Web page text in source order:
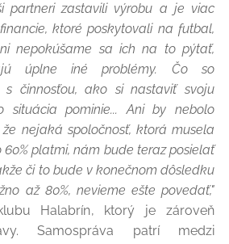
partneri zastavili výrobu a je viac
ktoré poskytovali na futbal,
nepokúšame sa ich na to pýtať,
úplne iné problémy. Čo so
s činnosťou, ako si nastaviť svoju
situácia pominie... Ani by nebolo
nejaká spoločnosť, ktorá musela
platmi, nám bude teraz posielať
či to bude v konečnom dôsledku
až 80%, nevieme ešte povedať,"
Halabrín, ktorý je zároveň
Samospráva patrí medzi